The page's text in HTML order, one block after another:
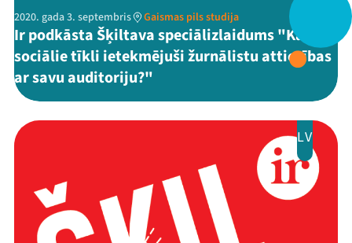
2020. gada 3. septembris Gaismas pils studija
Ir podkāsta Šķiltava speciālizlaidums "Kā
sociālie tīkli ietekmējuši žurnālistu attiecības
ar savu auditoriju?"
LV